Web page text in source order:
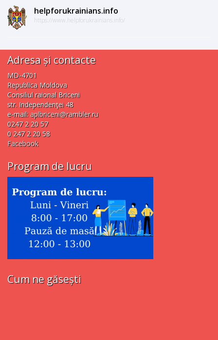
helpforukrainians.info
https://www.helpforukrainians.info/
Adresa și contacte
MD-4701
Republica Moldova
Consiliul raional Briceni
str. Independenţei 48
e-mail: aplbriceni@rambler.ru
0247 2 20 57
0 247 2 20 58
Facebook
Program de lucru
Cum ne găsești